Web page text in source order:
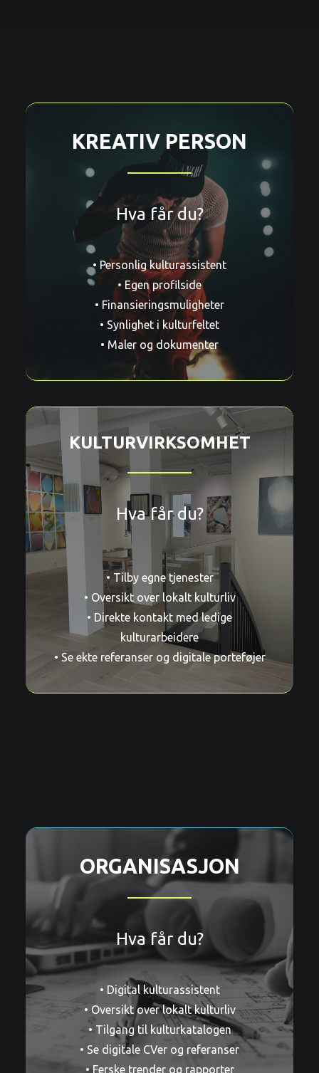
KREATIV PERSON
Hva får du?
• Personlig kulturassistent
• Egen profilside
• Finansieringsmuligheter
• Synlighet i kulturfeltet
• Maler og dokumenter
KULTURVIRKSOMHET
Hva får du?
• Tilby egne tjenester
• Oversikt over lokalt kulturliv
• Direkte kontakt med ledige
kulturarbeidere
• Se ekte referanser og digitale porteføjer
ORGANISASJON
Hva får du?
• Digital kulturassistent
• Oversikt over lokalt kulturliv
• Tilgang til kulturkatalogen
• Se digitale CVer og referanser
• Ferske trender og rapporter